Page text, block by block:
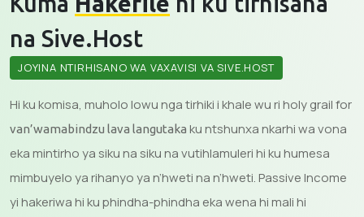
na Sive.Host
JOYINA NTIRHISANO WA VAXAVISI VA SIVE.HOST
Hi ku komisa, muholo lowu nga tirhiki i khale wu ri holy grail for
van’wamabindzu lava langutaka ku ntshunxa nkarhi wa vona
eka mintirho ya siku na siku na vutihlamuleri hi ku humesa
mimbuyelo ya rihanyo ya n’hweti na n’hweti. Passive Income
yi hakeriwa hi ku phindha-phindha eka wena hi mali hi